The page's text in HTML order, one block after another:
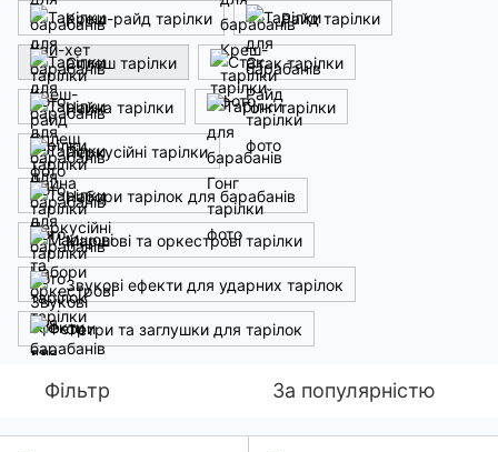
Креш-райд тарілки Райд тарілки
Сплеш тарілки Стак тарілки
Чайна тарілки Гонг тарілки
Перкусійні тарілки
Набори тарілок для барабанів
Маршові та оркестрові тарілки
Звукові ефекти для ударних тарілок
Фетри та заглушки для тарілок
Фільтр За популярністю